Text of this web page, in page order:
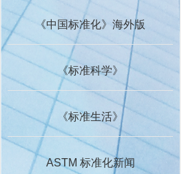
《中国标准化》海外版
《标准科学》
《标准生活》
ASTM 标准化新闻